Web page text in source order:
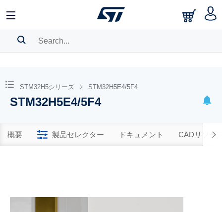
BOOKMARK
Pleaselog into show your saved searches.
STM32H5シリーズ STM32H5E4/5F4
STM32H5E4/5F4
概要 製品セレクター ドキュメント CADリソー